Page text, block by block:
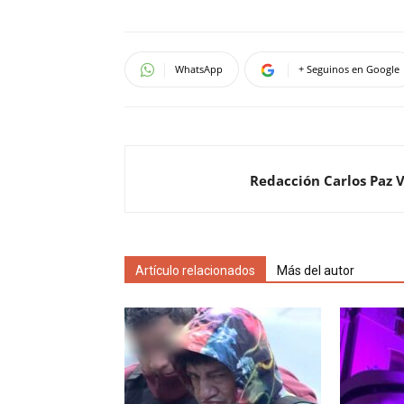
WhatsApp + Seguinos en Google
Redacción Carlos Paz
Artículo relacionados Más del autor